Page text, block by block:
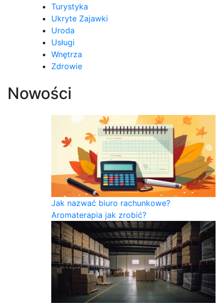
Turystyka
Ukryte Zajawki
Uroda
Usługi
Wnętrza
Zdrowie
Nowości
Jak nazwać biuro rachunkowe?
Aromaterapia jak zrobić?